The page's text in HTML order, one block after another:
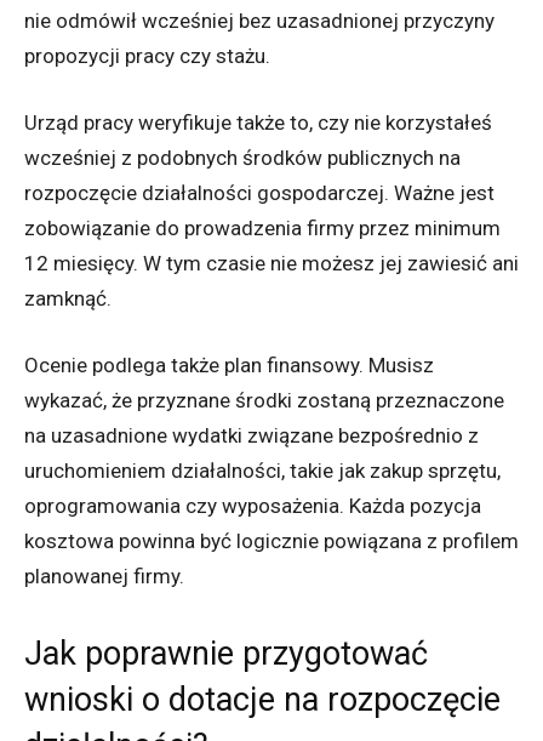
nie odmówił wcześniej bez uzasadnionej przyczyny
propozycji pracy czy stażu.
Urząd pracy weryfikuje także to, czy nie korzystałeś
wcześniej z podobnych środków publicznych na
rozpoczęcie działalności gospodarczej. Ważne jest
zobowiązanie do prowadzenia firmy przez minimum
12 miesięcy. W tym czasie nie możesz jej zawiesić ani
zamknąć.
Ocenie podlega także plan finansowy. Musisz
wykazać, że przyznane środki zostaną przeznaczone
na uzasadnione wydatki związane bezpośrednio z
uruchomieniem działalności, takie jak zakup sprzętu,
oprogramowania czy wyposażenia. Każda pozycja
kosztowa powinna być logicznie powiązana z profilem
planowanej firmy.
Jak poprawnie przygotować
wnioski o dotacje na rozpoczęcie